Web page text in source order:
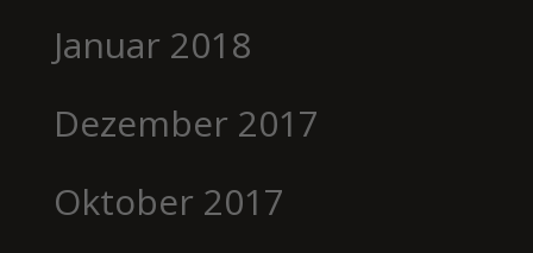
Januar 2018
Dezember 2017
Oktober 2017